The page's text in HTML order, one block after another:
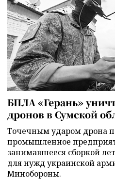
БПЛА «Герань»
дронов в Сумской
Точечным ударом дрона
промышленное
занимавшееся сборкой
для нужд украинской
Минобороны.